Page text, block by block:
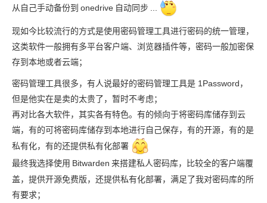
从自己手动备份到 onedrive 自动同步
现如今比较流行的方式是使用密码管理工具进行密码的统一管理，
这类软件一般拥有多平台客户端、浏览器插件等，密码一般加密保
存到本地或者云端；
密码管理工具很多，有人说最好的密码管理工具是 1Password，
但是他实在是卖的太贵了，暂时不考虑；
再对比各大软件，其实各有特色。有的倾向于将密码库储存到云
端，有的可将密码库储存到本地进行自己保存，有的开源，有的是
私有化，有的还提供私有化部署
最终我选择使用 Bitwarden 来搭建私人密码库，比较全的客户端覆
盖，提供开源免费版，还提供私有化部署，满足了我对密码库的所
有要求；